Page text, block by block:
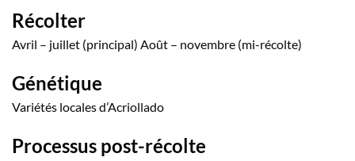
Récolter
Avril – juillet (principal) Août – novembre (mi-récolte)
Génétique
Variétés locales d’Acriollado
Processus post-récolte